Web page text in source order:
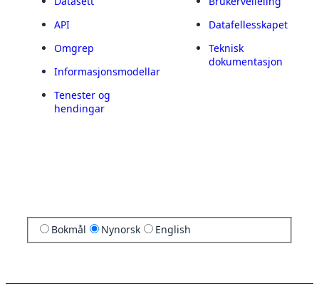
API
Omgrep
Informasjonsmodellar
Tenester og
hendingar
Datafellesskapet
Teknisk
dokumentasjon
Bokmål Nynorsk English